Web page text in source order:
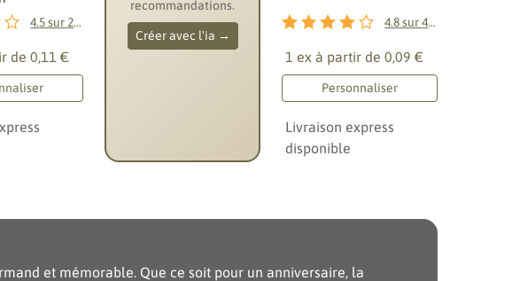
4.5sur 2avis
de 0,11 €
recommandations.
Créer avec l'ia →
4.8sur4avis
1 ex à partir de 0,09 €
Personnaliser
Livraison express
disponible
et mémorable. Que ce soit pour un anniversaire, la